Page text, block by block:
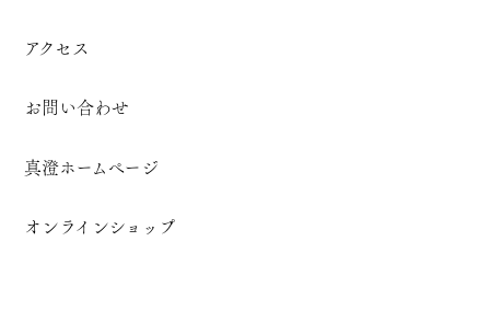
アクセス
お問い合わせ
真澄ホームページ
オンラインショップ